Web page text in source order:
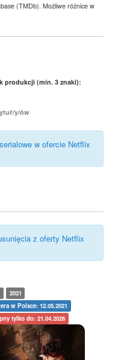
(TMDb). Możliwe różnice w
produkcji (min. 3 znaki):
y/ów
w ofercie Netflix
z oferty Netflix
2021
w Polsce: 12.05.2021
tylko do: 21.04.2026